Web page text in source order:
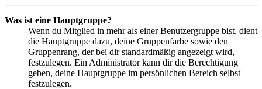
Was ist eine Hauptgruppe?
Wenn du Mitglied in mehr als einer Benutzergruppe bist, dient
die Hauptgruppe dazu, deine Gruppenfarbe sowie den
Gruppenrang, der bei dir standardmäßig angezeigt wird,
festzulegen. Ein Administrator kann dir die Berechtigung
geben, deine Hauptgruppe im persönlichen Bereich selbst
festzulegen.